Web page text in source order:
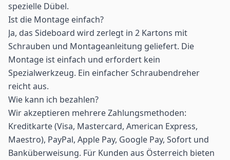
spezielle Dübel.
Ist die Montage einfach?
Ja, das Sideboard wird zerlegt in 2 Kartons mit
Schrauben und Montageanleitung geliefert. Die
Montage ist einfach und erfordert kein
Spezialwerkzeug. Ein einfacher Schraubendreher
reicht aus.
Wie kann ich bezahlen?
Wir akzeptieren mehrere Zahlungsmethoden:
Kreditkarte (Visa, Mastercard, American Express,
Maestro), PayPal, Apple Pay, Google Pay, Sofort und
Banküberweisung. Für Kunden aus Österreich bieten